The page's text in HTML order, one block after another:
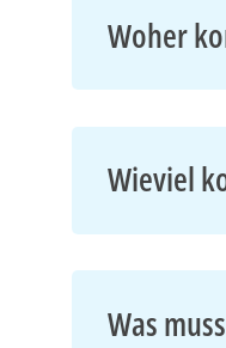
Woher
Wieviel
Was